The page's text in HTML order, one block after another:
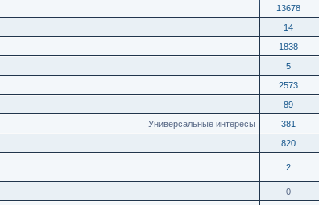
13678
14
1838
5
2573
89
Универсальные интересы
381
820
2
0